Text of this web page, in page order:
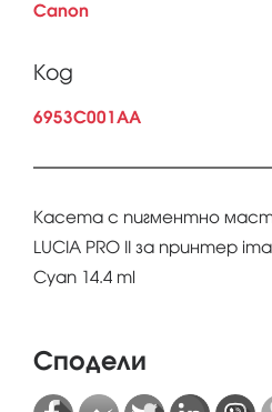
Canon
Код
6953C001AA
Касета с пигментно
LUCIA PRO II за принтер
Cyan 14.4 ml
Сподели